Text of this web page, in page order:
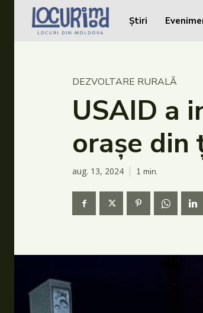
Caută în site...
Caută în site...
Dezvoltare rurală
Turism
Vinării
Patrimoniu
Produs Acasă
Știri
DEZVOLTARE RURALĂ
USAID a
orașe din
aug. 13, 2024 1 min.